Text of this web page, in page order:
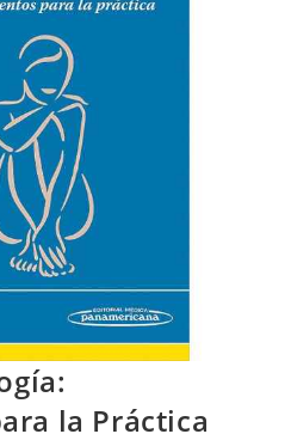
la Práctica